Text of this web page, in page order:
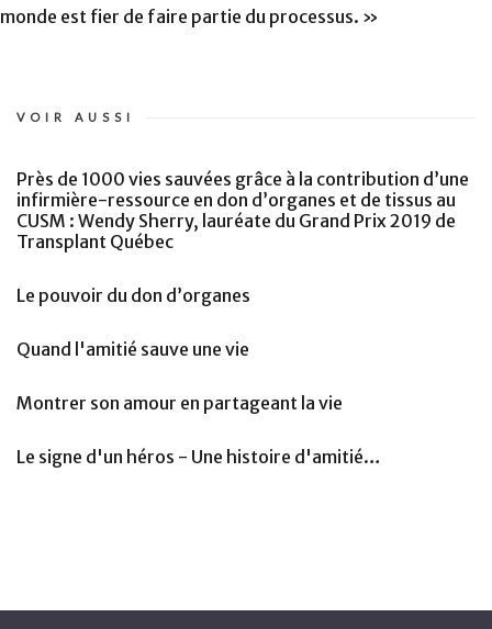
monde est fier de faire partie du processus. »
VOIR AUSSI
Près de 1000 vies sauvées grâce à la contribution d’une
infirmière-ressource en don d’organes et de tissus au
CUSM : Wendy Sherry, lauréate du Grand Prix 2019 de
Transplant Québec
Le pouvoir du don d’organes
Quand l'amitié sauve une vie
Montrer son amour en partageant la vie
Le signe d'un héros - Une histoire d'amitié…